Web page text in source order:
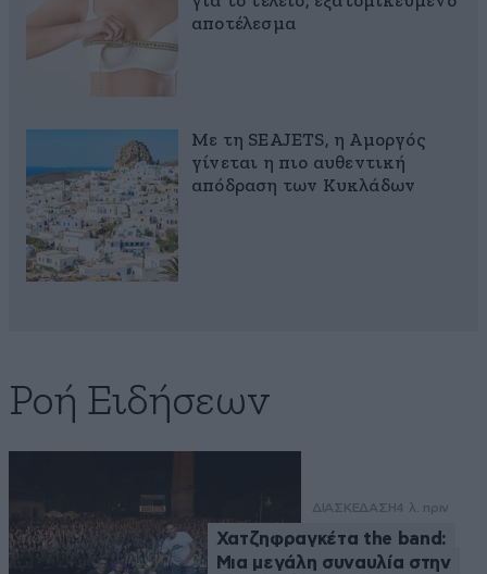
αποτέλεσμα
Με τη SEAJETS, η Αμοργός
γίνεται η πιο αυθεντική
απόδραση των Κυκλάδων
Ροή Ειδήσεων
ΔΙΑΣΚΕΔΑΣΗ4 λ. πριν
Χατζηφραγκέτα the band:
Μια μεγάλη συναυλία στην